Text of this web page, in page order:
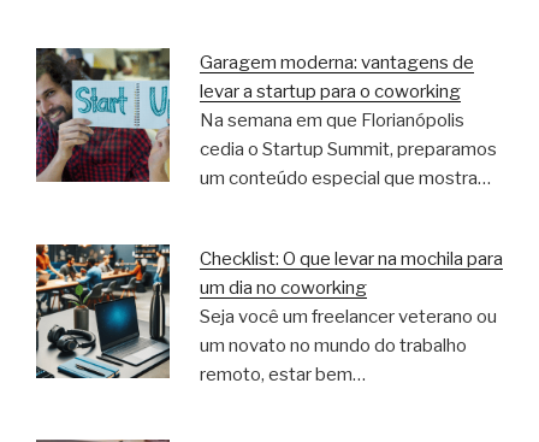
Garagem moderna: vantagens de
levar a startup para o coworking
Na semana em que Florianópolis
cedia o Startup Summit, preparamos
um conteúdo especial que mostra…
Checklist: O que levar na mochila para
um dia no coworking
Seja você um freelancer veterano ou
um novato no mundo do trabalho
remoto, estar bem…